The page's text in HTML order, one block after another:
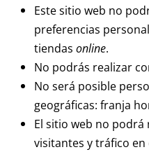
Este sitio web no
preferencias
tiendasonline.
No podrás realizar
No será posible
geográficas: franja
El sitio web no
visitantes y tráfico en